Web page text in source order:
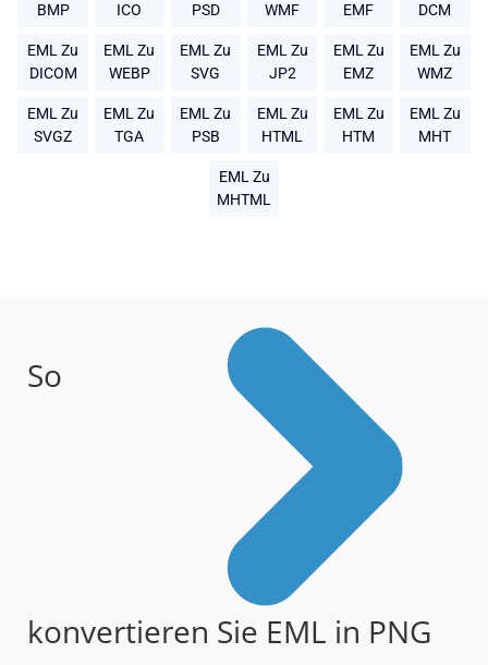
BMP
ICO
PSD
WMF
EMF
DCM
EML Zu
DICOM
EML Zu
WEBP
EML Zu
SVG
EML Zu
JP2
EML Zu
EMZ
EML Zu
WMZ
EML Zu
SVGZ
EML Zu
TGA
EML Zu
PSB
EML Zu
HTML
EML Zu
HTM
EML Zu
MHT
EML Zu
MHTML
So
konvertieren Sie EML in PNG